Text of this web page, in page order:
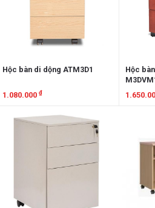
Hộc bàn di dộng ATM3D1
1.080.000 ₫
Hộc